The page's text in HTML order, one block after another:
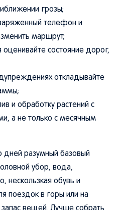
грозы;
телефон и
маршрут;
состояние дорог,
откладывайте
и обработку растений с
а не только с месячным
дней разумный базовый
убор, вода,
нескользкая обувь и
поездок в горы или на
вещей. Лучше собрать